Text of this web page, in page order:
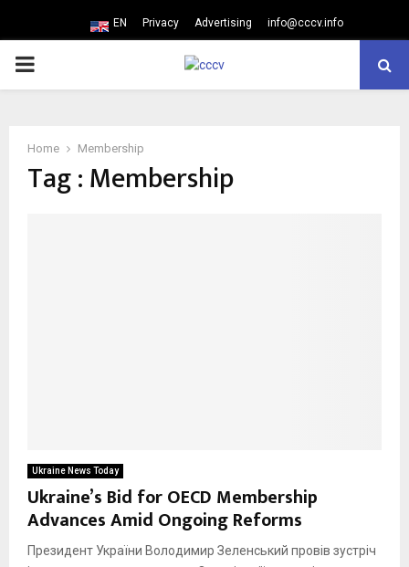
EN Privacy Advertising info@cccv.info
PRIMARY
Home Membership
Tag : Membership
Ukraine News Today
Ukraine’s Bid for OECD Membership
Advances Amid Ongoing Reforms
Президент України Володимир Зеленський провів зустріч